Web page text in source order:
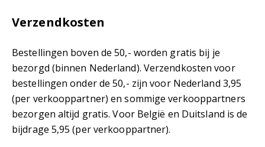
Verzendkosten
Bestellingen boven de 50,- worden gratis bij je
bezorgd (binnen Nederland). Verzendkosten voor
bestellingen onder de 50,- zijn voor Nederland 3,95
(per verkooppartner) en sommige verkooppartners
bezorgen altijd gratis. Voor België en Duitsland is de
bijdrage 5,95 (per verkooppartner).